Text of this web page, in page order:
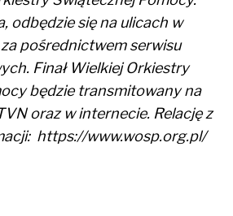
odbędzie się na ulicach w
za pośrednictwem serwisu
Finał Wielkiej Orkiestry
będzie transmitowany na
oraz w internecie. Relację z
https://www.wosp.org.pl/